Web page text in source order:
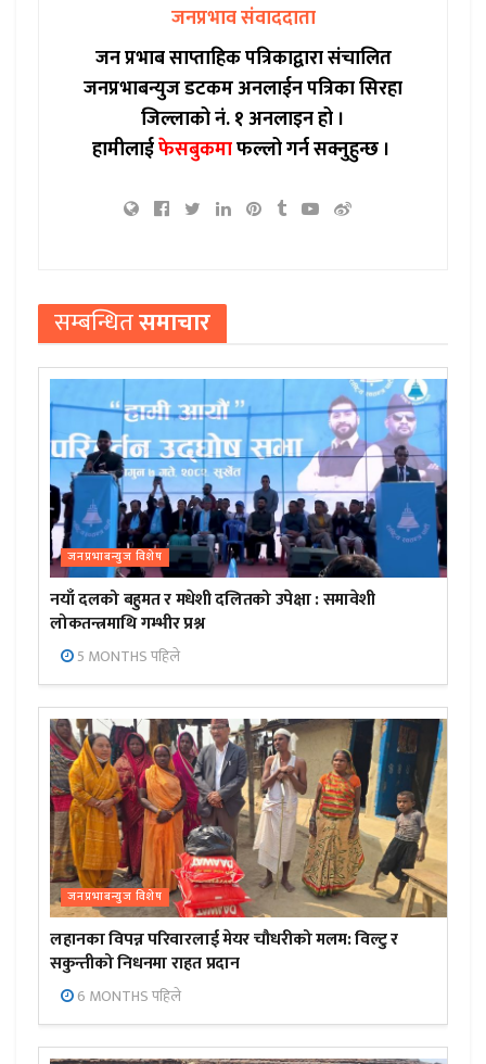
जनप्रभाव संवाददाता
जन प्रभाब साप्ताहिक पत्रिकाद्वारा संचालित
जनप्रभाबन्युज डटकम अनलाईन पत्रिका सिरहा
जिल्लाको नं. १ अनलाइन हो ।
हामीलाईफेसबुकमाफल्लो गर्न सक्नुहुन्छ ।
सम्बन्धितसमाचार
जनप्रभाबन्युज विशेष
नयाँ दलको बहुमत र मधेशी दलितको उपेक्षा : समावेशी
लोकतन्त्रमाथि गम्भीर प्रश्न
5 MONTHS पहिले
जनप्रभाबन्युज विशेष
लहानका विपन्न परिवारलाई मेयर चौधरीको मलम: विल्टु र
सकुन्तीको निधनमा राहत प्रदान
6 MONTHS पहिले